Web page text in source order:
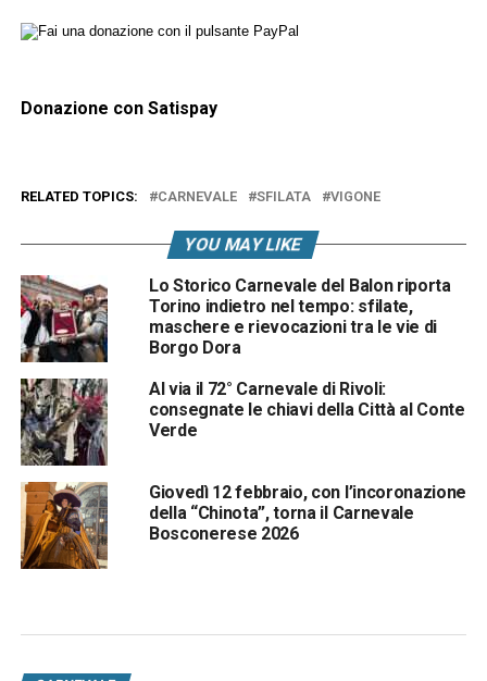
Donazione con Satispay
RELATED TOPICS: CARNEVALE SFILATA VIGONE
YOU MAY LIKE
Lo Storico Carnevale del Balon riporta
Torino indietro nel tempo: sfilate,
maschere e rievocazioni tra le vie di
Borgo Dora
Al via il 72° Carnevale di Rivoli:
consegnate le chiavi della Città al Conte
Verde
Giovedì 12 febbraio, con l’incoronazione
della “Chinota”, torna il Carnevale
Bosconerese 2026